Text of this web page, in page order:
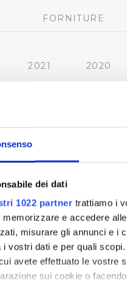
dei dati
1022 partner trattiamo i
memorizzare e accedere
misurare gli annunci e i
i vostri dati e per quali
avete effettuato le vostre
sui cookie o
FORNITURE
2021 2020
«